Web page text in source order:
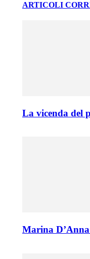
ARTICOLI
La vicenda del
Marina